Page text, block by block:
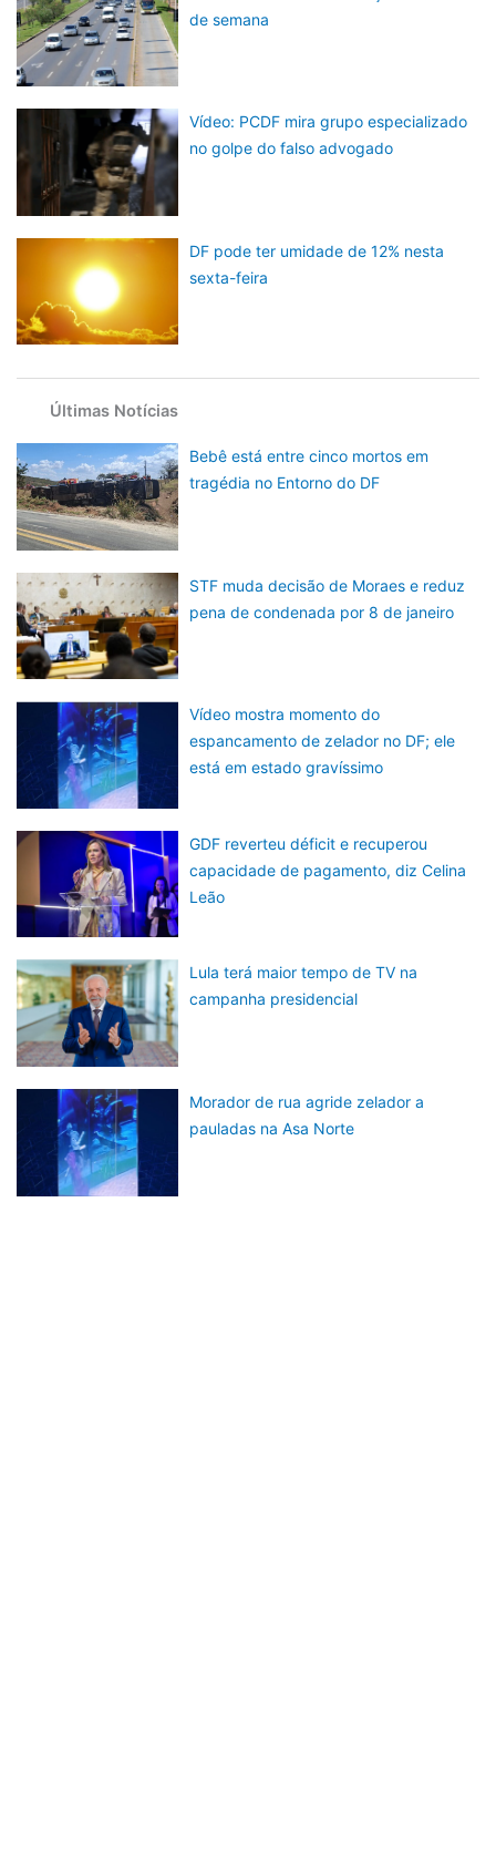
de semana
Vídeo: PCDF mira grupo especializado
no golpe do falso advogado
DF pode ter umidade de 12% nesta
sexta-feira
Últimas Notícias
Bebê está entre cinco mortos em
tragédia no Entorno do DF
STF muda decisão de Moraes e reduz
pena de condenada por 8 de janeiro
Vídeo mostra momento do
espancamento de zelador no DF; ele
está em estado gravíssimo
GDF reverteu déficit e recuperou
capacidade de pagamento, diz Celina
Leão
Lula terá maior tempo de TV na
campanha presidencial
Morador de rua agride zelador a
pauladas na Asa Norte